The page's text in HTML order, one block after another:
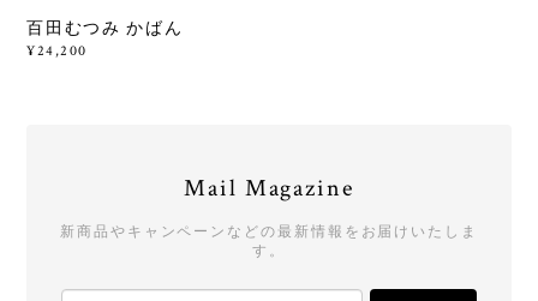
百田むつみ かばん
¥24,200
Mail Magazine
新商品やキャンペーンなどの最新情報をお届けいたしま
す。